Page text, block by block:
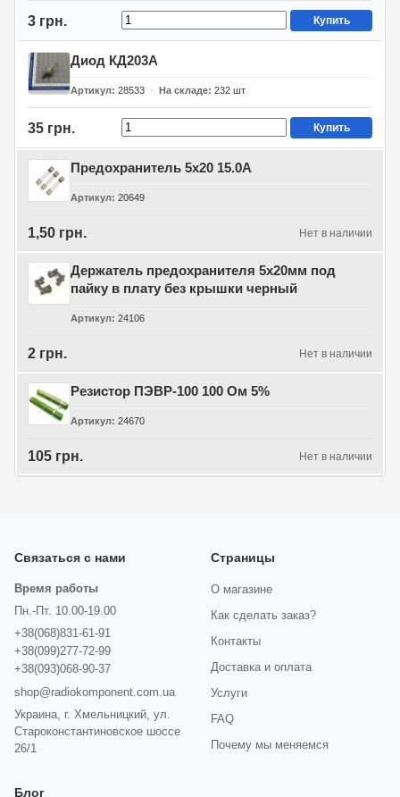
3 грн. Купить
Диод КД203А
Артикул 28533 На складе 232 шт
35 грн. Купить
Предохранитель 5х20 15.0А
Артикул 20649
1,50 грн. Нет в наличии
Держатель предохранителя 5х20мм под
пайку в плату без крышки черный
Артикул 24106
2 грн. Нет в наличии
Резистор ПЭВР-100 100 Ом 5%
Артикул 24670
105 грн. Нет в наличии
Связаться с нами
Время работы
Пн.-Пт. 10.00-19.00
+38(068)831-61-91
+38(099)277-72-99
+38(093)068-90-37
shop@radiokomponent.com.ua
Украина, г. Хмельницкий, ул.
Староконстантиновское шоссе
26/1
Страницы
О магазине
Как сделать заказ?
Контакты
Доставка и оплата
Услуги
FAQ
Почему мы меняемся
Блог